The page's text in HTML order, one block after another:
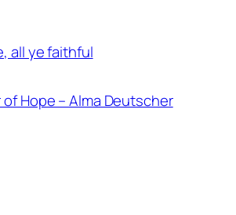
all ye faithful
of Hope – Alma Deutscher